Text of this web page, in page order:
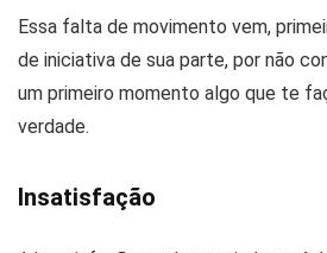
Essa falta de movimento vem,
de iniciativa de sua parte, por não
um primeiro momento algo que te
verdade.
Insatisfação